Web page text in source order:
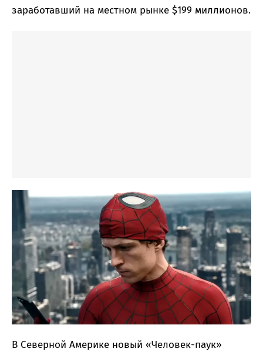
заработавший на местном рынке $199 миллионов.
В Северной Америке новый «Человек-паук»